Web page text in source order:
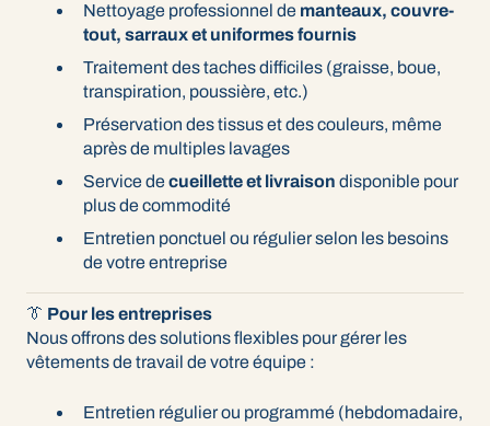
Nettoyage professionnel de manteaux, couvre-
tout, sarraux et uniformes fournis
Traitement des taches difficiles (graisse, boue,
transpiration, poussière, etc.)
Préservation des tissus et des couleurs, même
après de multiples lavages
Service decueillette et livraison disponible pour
plus de commodité
Entretien ponctuel ou régulier selon les besoins
de votre entreprise
👔 Pour les entreprises
Nous offrons des solutions flexibles pour gérer les
vêtements de travail de votre équipe :
Entretien régulier ou programmé (hebdomadaire,